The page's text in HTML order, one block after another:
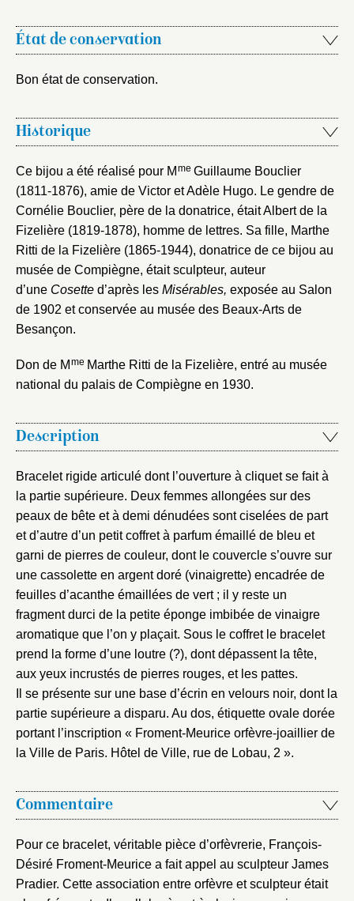
État de conservation
Bon état de conservation.
Historique
Ce bijou a été réalisé pour M me Guillaume Bouclier
(1811-1876), amie de Victor et Adèle Hugo. Le gendre de
Cornélie Bouclier, père de la donatrice, était Albert de la
Fizelière (1819-1878), homme de lettres. Sa fille, Marthe
Ritti de la Fizelière (1865-1944), donatrice de ce bijou au
musée de Compiègne, était sculpteur, auteur
d’une Cosette d’après les Misérables, exposée au Salon
de 1902 et conservée au musée des Beaux-Arts de
Besançon.
Don de M me Marthe Ritti de la Fizelière, entré au musée
national du palais de Compiègne en 1930.
Description
Bracelet rigide articulé dont l’ouverture à cliquet se fait à
la partie supérieure. Deux femmes allongées sur des
peaux de bête et à demi dénudées sont ciselées de part
et d’autre d’un petit coffret à parfum émaillé de bleu et
garni de pierres de couleur, dont le couvercle s’ouvre sur
une cassolette en argent doré (vinaigrette) encadrée de
feuilles d’acanthe émaillées de vert ; il y reste un
fragment durci de la petite éponge imbibée de vinaigre
aromatique que l’on y plaçait. Sous le coffret le bracelet
prend la forme d’une loutre (?), dont dépassent la tête,
aux yeux incrustés de pierres rouges, et les pattes.
Il se présente sur une base d’écrin en velours noir, dont la
partie supérieure a disparu. Au dos, étiquette ovale dorée
portant l’inscription « Froment-Meurice orfèvre-joaillier de
la Ville de Paris. Hôtel de Ville, rue de Lobau, 2 ».
Commentaire
Pour ce bracelet, véritable pièce d’orfèvrerie, François-
Désiré Froment-Meurice a fait appel au sculpteur James
Pradier. Cette association entre orfèvre et sculpteur était
Fermer
Choix du dossier où ajouter la
notice
Nom du dossier
Nouveau dossier
Connexion
Courriel
Mot de passe
Envoyer